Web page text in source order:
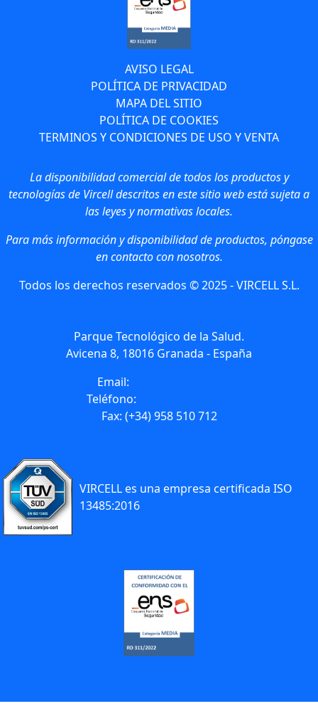
AVISO LEGAL
POLÍTICA DE PRIVACIDAD
MAPA DEL SITIO
POLÍTICA DE COOKIES
TERMINOS Y CONDICIONES DE USO Y VENTA
La disponibilidad comercial de todos los productos y
tecnologías de Vircell descritos en este sitio web está sujeta a
las leyes y normativas locales.
Para más información y disponibilidad de productos, póngase
en contacto con nosotros.
Todos los derechos reservados © 2025 - VIRCELL S.L.
Parque Tecnológico de la Salud.
Avicena 8, 18016 Granada - España
Email:
Teléfono:
Fax: (+34) 958 510 712
VIRCELL es una empresa certificada ISO
13485:2016